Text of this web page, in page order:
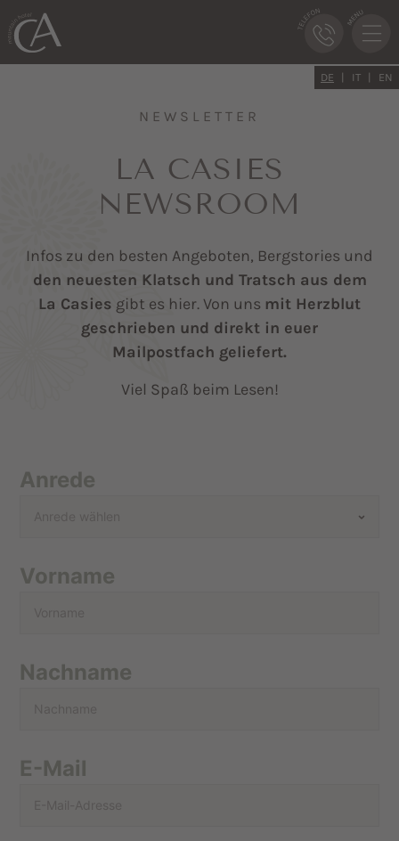
DE IT EN
NEWSLETTER
LA CASIES
NEWSROOM
Infos zu den besten Angeboten, Bergstories und
den neuesten Klatsch und Tratsch aus dem
La Casies gibt es hier. Von uns mit Herzblut
geschrieben und direkt in euer
Mailpostfach geliefert.
Viel Spaß beim Lesen!
Anrede
Vorname
Nachname
E-Mail